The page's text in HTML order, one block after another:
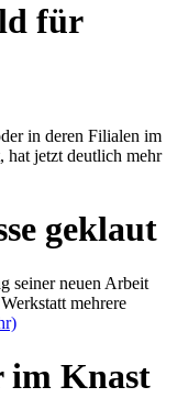
für
in deren Filialen im
hat jetzt deutlich mehr
geklaut
seiner neuen Arbeit
mehrere
im Knast